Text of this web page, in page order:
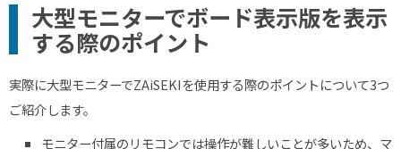
大型モニターでボード表示版を表示
する際のポイント
実際に大型モニターでZAiSEKIを使用する際のポイントについて3つ
ご紹介します。
モニター付属のリモコンでは操作が難しいことが多いため、マ